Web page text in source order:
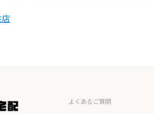
店
よくあるご質問